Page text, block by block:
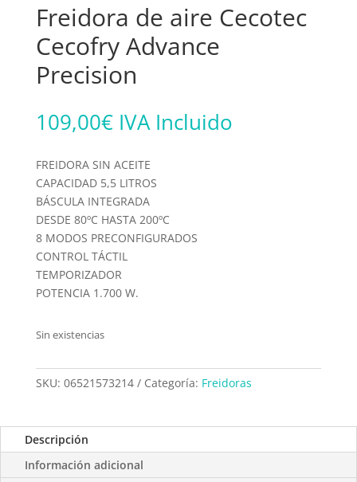
Freidora de aire Cecotec
Cecofry Advance
Precision
109,00€ IVA Incluido
FREIDORA SIN ACEITE
CAPACIDAD 5,5 LITROS
BÁSCULA INTEGRADA
DESDE 80ºC HASTA 200ºC
8 MODOS PRECONFIGURADOS
CONTROL TÁCTIL
TEMPORIZADOR
POTENCIA 1.700 W.
Sin existencias
SKU: 06521573214 Categoría: Freidoras
Descripción
Información adicional